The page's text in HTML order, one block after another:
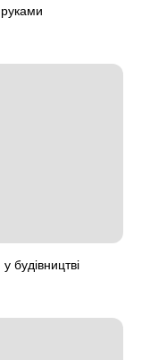
будівництві